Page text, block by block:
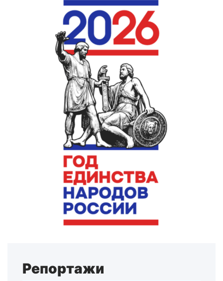
Репортажи